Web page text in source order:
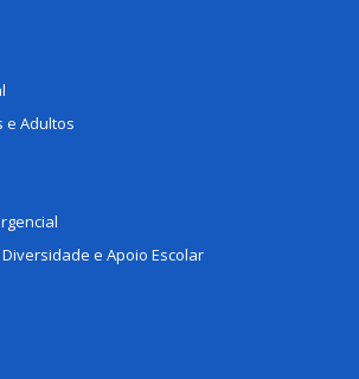
e Adultos
e Apoio Escolar